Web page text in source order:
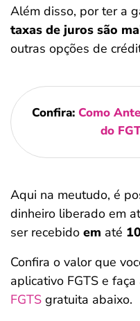
Além disso, por ter a
taxas de juros são
outras opções de
Confira: Como
do
Aqui na meutudo, é
dinheiro liberado em
ser recebido em até
Confira o valor que
aplicativo FGTS e faça
FGTS gratuita abaixo.